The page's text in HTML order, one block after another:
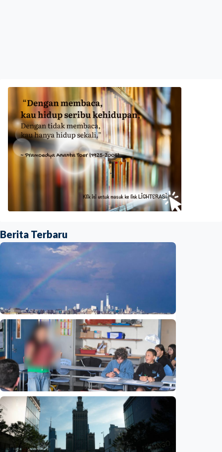
Berita Terbaru
Humaniora
Beijing jadi ibu kota arsitektur dunia
UNESCO-UIA 2029. Apa alasannya?
Indonesia•06 Aug 2026
Humaniora
Sekolah di Selandia Baru tambah mata
pelajaran berbasis industri, dari AI hingga
pariwisata